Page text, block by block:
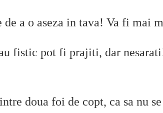
a o aseza in tava! Va fi mai
fistic pot fi prajiti, dar
doua foi de copt, ca sa nu